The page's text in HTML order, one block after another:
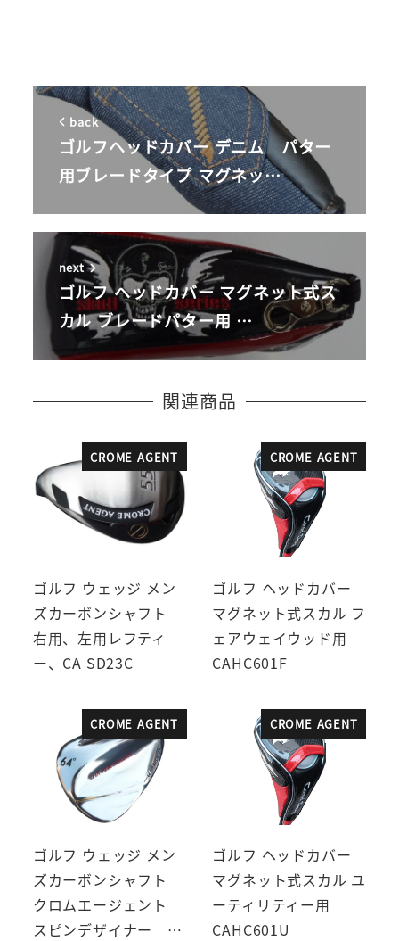
back
ゴルフヘッドカバー デニム パター
用ブレードタイプ マグネッ…
next
ゴルフ ヘッドカバー マグネット式ス
カル ブレードパター用 …
関連商品
CROME AGENT
ゴルフ ウェッジ メン
ズカーボンシャフト
右用、左用レフティ
ー、CA SD23C
CROME AGENT
ゴルフ ヘッドカバー
マグネット式スカル フ
ェアウェイウッド用
CAHC601F
CROME AGENT
ゴルフ ウェッジ メン
ズカーボンシャフト
クロムエージェント
スピンデザイナー …
CROME AGENT
ゴルフ ヘッドカバー
マグネット式スカル ユ
ーティリティー用
CAHC601U